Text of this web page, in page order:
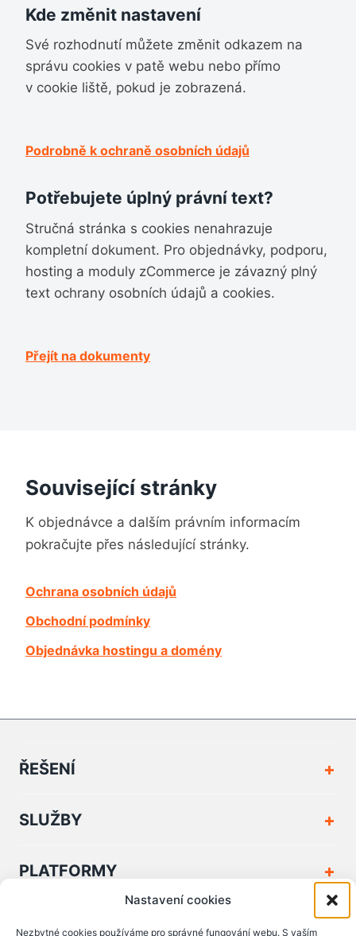
Nastavení cookies
Nezbytné cookies používáme pro správné fungování webu. S vaším
Kde změnit nastavení
Své rozhodnutí můžete změnit odkazem na
správu cookies v patě webu nebo přímo
v cookie liště, pokud je zobrazená.
Podrobně k ochraně osobních údajů
Potřebujete úplný právní text?
Stručná stránka s cookies nenahrazuje
kompletní dokument. Pro objednávky, podporu,
hosting a moduly zCommerce je závazný plný
text ochrany osobních údajů a cookies.
Přejít na dokumenty
Související stránky
K objednávce a dalším právním informacím
pokračujte přes následující stránky.
Ochrana osobních údajů
Obchodní podmínky
Objednávka hostingu a domény
ŘEŠENÍ
SLUŽBY
PLATFORMY